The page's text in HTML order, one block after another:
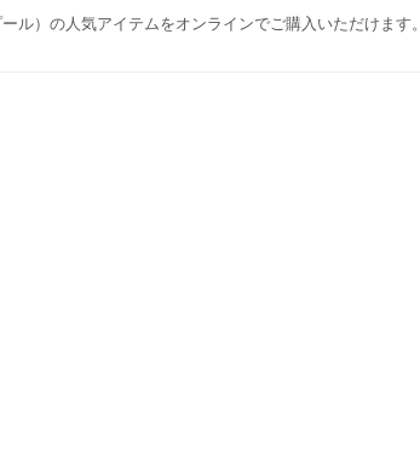
ル）の人気アイテムをオンラインでご購入いただけます。